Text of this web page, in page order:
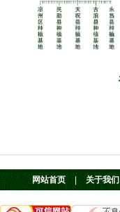
网站首页 | 关于我们